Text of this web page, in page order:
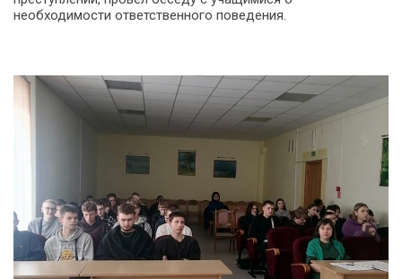
необходимости ответственного поведения.